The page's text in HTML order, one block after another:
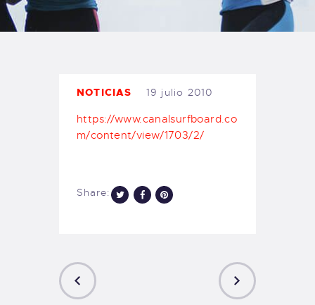
TIENDA FAMILY SURFERS
WEBCAM SALINAS
NOTICIAS 19 julio 2010
https://www.canalsurfboard.co
m/content/view/1703/2/
Share: